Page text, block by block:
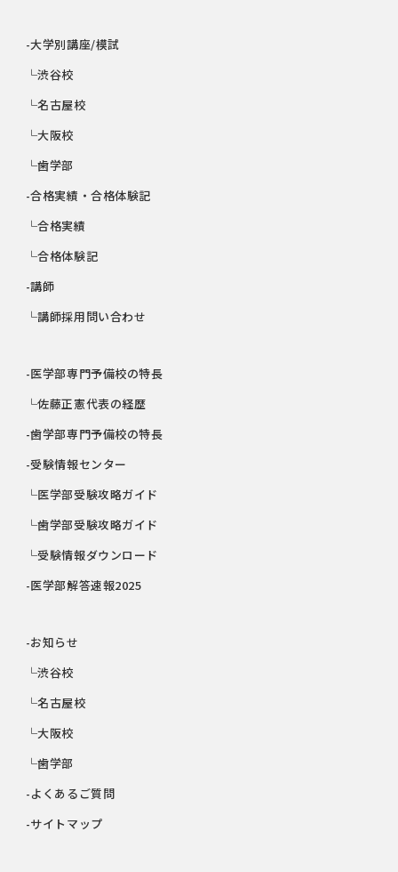
-大学別講座/模試
└渋谷校
└名古屋校
└大阪校
└歯学部
-合格実績・合格体験記
└合格実績
└合格体験記
-講師
└講師採用問い合わせ
-医学部専門予備校の特長
└佐藤正憲代表の経歴
-歯学部専門予備校の特長
-受験情報センター
└医学部受験攻略ガイド
└歯学部受験攻略ガイド
└受験情報ダウンロード
-医学部解答速報2025
-お知らせ
└渋谷校
└名古屋校
└大阪校
└歯学部
-よくあるご質問
-サイトマップ